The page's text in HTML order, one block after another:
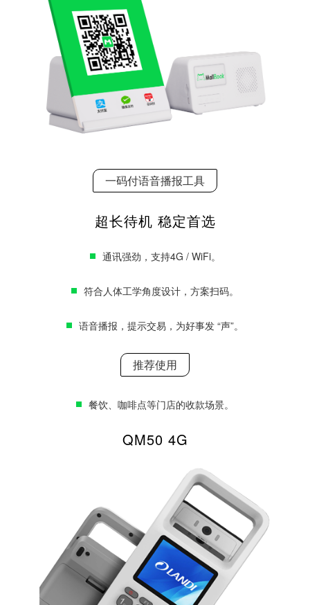
一码付语音播报工具
超长待机 稳定首选
通讯强劲，支持4G / WiFi。
符合人体工学角度设计，方案扫码。
语音播报，提示交易，为好事发 “声”。
推荐使用
餐饮、咖啡点等门店的收款场景。
QM50 4G